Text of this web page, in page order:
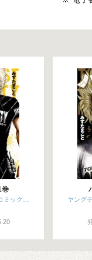
巻
ミック…
ヤング